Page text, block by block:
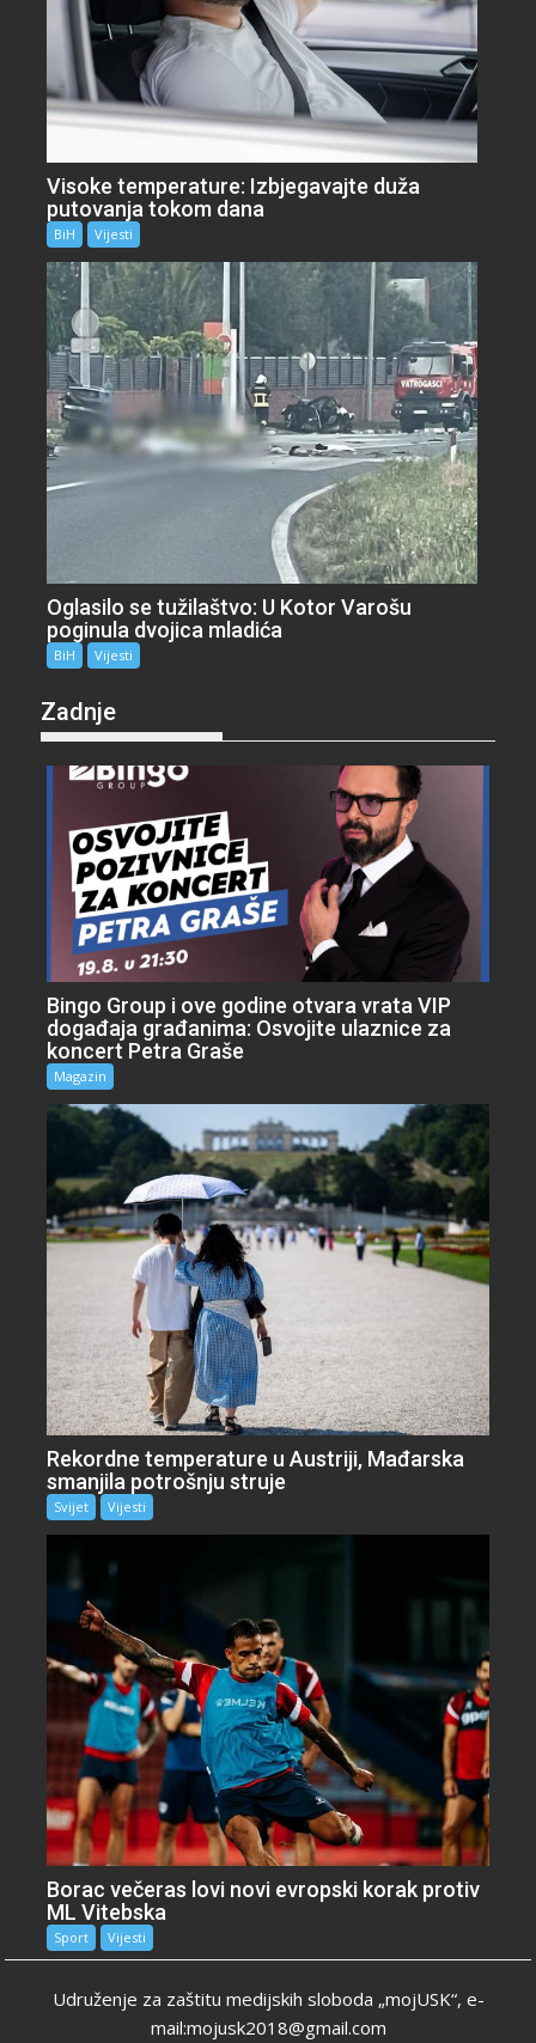
Visoke temperature: Izbjegavajte duža
putovanja tokom dana
BiH Vijesti
Oglasilo se tužilaštvo: U Kotor Varošu
poginula dvojica mladića
BiH Vijesti
Zadnje
Bingo Group i ove godine otvara vrata VIP
događaja građanima: Osvojite ulaznice za
koncert Petra Graše
Magazin
Rekordne temperature u Austriji, Mađarska
smanjila potrošnju struje
Svijet Vijesti
Borac večeras lovi novi evropski korak protiv
ML Vitebska
Sport Vijesti
Udruženje za zaštitu medijskih sloboda „mojUSK“, e-
mail:mojusk2018@gmail.com